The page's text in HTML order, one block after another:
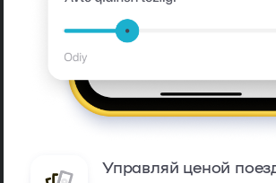
Управляй ценой